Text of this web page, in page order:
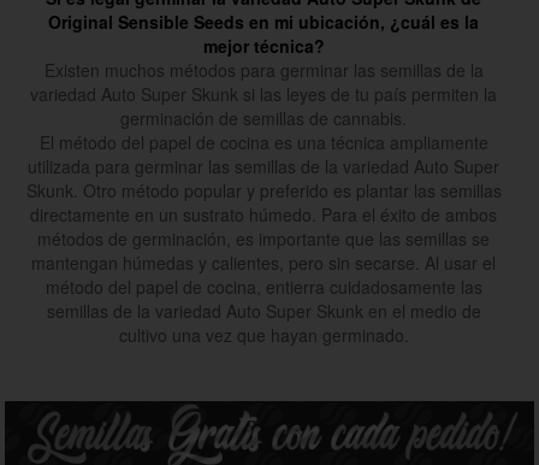
Original Sensible Seeds en mi ubicación, ¿cuál es la
mejor técnica?
Existen muchos métodos para germinar las semillas de la
variedad Auto Super Skunk si las leyes de tu país permiten la
germinación de semillas de cannabis.
El método del papel de cocina es una técnica ampliamente
utilizada para germinar las semillas de la variedad Auto Super
Skunk. Otro método popular y preferido es plantar las semillas
directamente en un sustrato húmedo. Para el éxito de ambos
métodos de germinación, es importante que las semillas se
mantengan húmedas y calientes, pero sin secarse. Al usar el
método del papel de cocina, entierra cuidadosamente las
semillas de la variedad Auto Super Skunk en el medio de
cultivo una vez que hayan germinado.